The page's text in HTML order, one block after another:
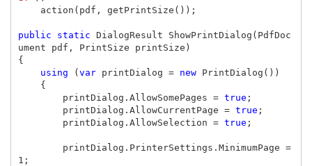
action ( pdf , getPrintSize ());
public static DialogResult ShowPrintDialog ( PdfDoc
ument
pdf , PrintSize printSize )
{
using
( var printDialog = new PrintDialog ())
{
printDialog . AllowSomePages = true ;
printDialog . AllowCurrentPage = true ;
printDialog . AllowSelection = true ;
printDialog . PrinterSettings . MinimumPage =
1 ;